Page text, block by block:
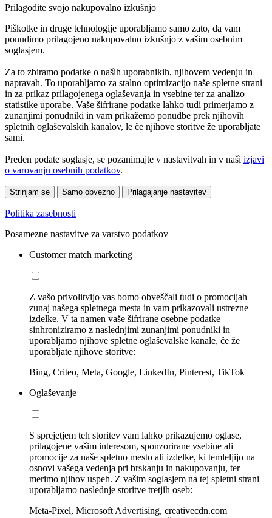
Prilagodite svojo nakupovalno izkušnjo
Piškotke in druge tehnologije uporabljamo samo zato, da vam
ponudimo prilagojeno nakupovalno izkušnjo z vašim osebnim
soglasjem.
Za to zbiramo podatke o naših uporabnikih, njihovem vedenju in
napravah. To uporabljamo za stalno optimizacijo naše spletne strani
in za prikaz prilagojenega oglaševanja in vsebine ter za analizo
statistike uporabe. Vaše šifrirane podatke lahko tudi primerjamo z
zunanjimi ponudniki in vam prikažemo ponudbe prek njihovih
spletnih oglaševalskih kanalov, le če njihove storitve že uporabljate
sami.
Preden podate soglasje, se pozanimajte v nastavitvah in v naši izjavi
o varovanju osebnih podatkov.
Strinjam se Samo obvezno Prilagajanje nastavitev
Politika zasebnosti
Posamezne nastavitve za varstvo podatkov
Customer match marketing
Z vašo privolitvijo vas bomo obveščali tudi o promocijah
zunaj našega spletnega mesta in vam prikazovali ustrezne
izdelke. V ta namen vaše šifrirane osebne podatke
sinhroniziramo z naslednjimi zunanjimi ponudniki in
uporabljamo njihove spletne oglaševalske kanale, če že
uporabljate njihove storitve:
Bing, Criteo, Meta, Google, LinkedIn, Pinterest, TikTok
Oglaševanje
S sprejetjem teh storitev vam lahko prikazujemo oglase,
prilagojene vašim interesom, sponzorirane vsebine ali
promocije za naše spletno mesto ali izdelke, ki temleljijo na
osnovi vašega vedenja pri brskanju in nakupovanju, ter
merimo njihov uspeh. Z vašim soglasjem na tej spletni strani
uporabljamo naslednje storitve tretjih oseb:
Meta-Pixel, Microsoft Advertising, creativecdn.com